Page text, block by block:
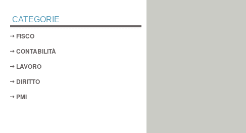
CATEGORIE
FISCO
CONTABILITÀ
LAVORO
DIRITTO
PMI